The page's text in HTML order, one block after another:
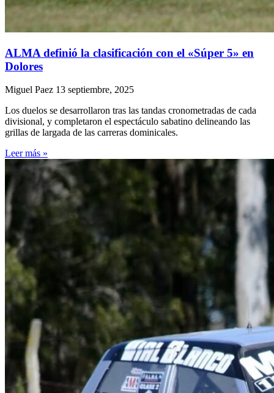
ALMA definió la clasificación con el «Súper 5» en
Dolores
Miguel Paez 13 septiembre, 2025
Los duelos se desarrollaron tras las tandas cronometradas de cada
divisional, y completaron el espectáculo sabatino delineando las
grillas de largada de las carreras dominicales.
Leer más »